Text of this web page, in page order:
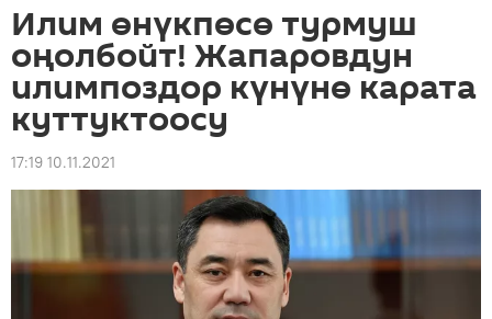
Илим өнүкпөсө турмуш
оңолбойт! Жапаровдун
илимпоздор күнүнө карата
куттуктоосу
17:19 10.11.2021